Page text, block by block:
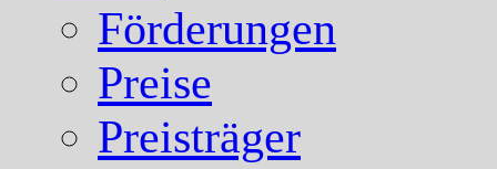
Förderungen
Preise
Preisträger